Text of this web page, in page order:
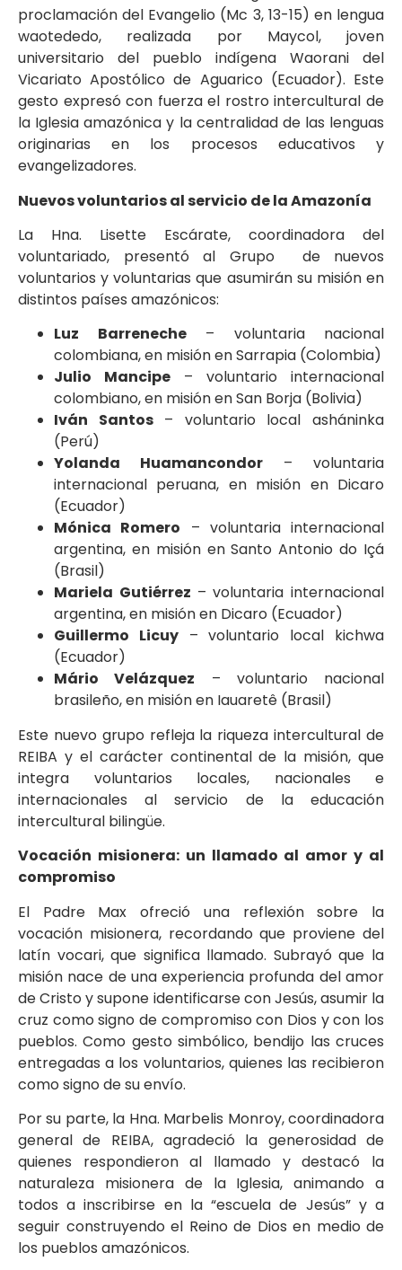
proclamación del Evangelio (Mc 3, 13-15) en lengua
waotededo, realizada por Maycol, joven
universitario del pueblo indígena Waorani del
Vicariato Apostólico de Aguarico (Ecuador). Este
gesto expresó con fuerza el rostro intercultural de
la Iglesia amazónica y la centralidad de las lenguas
originarias en los procesos educativos y
evangelizadores.
Nuevos voluntarios al servicio de la Amazonía
La Hna. Lisette Escárate, coordinadora del
voluntariado, presentó al Grupo de nuevos
voluntarios y voluntarias que asumirán su misión en
distintos países amazónicos:
Luz Barreneche– voluntaria nacional
colombiana, en misión en Sarrapia (Colombia)
Julio Mancipe – voluntario internacional
colombiano, en misión en San Borja (Bolivia)
Iván Santos– voluntario local asháninka
(Perú)
Yolanda Huamancondor – voluntaria
internacional peruana, en misión en Dicaro
(Ecuador)
Mónica Romero – voluntaria internacional
argentina, en misión en Santo Antonio do Içá
(Brasil)
Mariela Gutiérrez – voluntaria internacional
argentina, en misión en Dicaro (Ecuador)
Guillermo Licuy– voluntario local kichwa
(Ecuador)
Mário Velázquez – voluntario nacional
brasileño, en misión en Iauaretê (Brasil)
Este nuevo grupo refleja la riqueza intercultural de
REIBA y el carácter continental de la misión, que
integra voluntarios locales, nacionales e
internacionales al servicio de la educación
intercultural bilingüe.
Vocación misionera: un llamado al amor y al
compromiso
El Padre Max ofreció una reflexión sobre la
vocación misionera, recordando que proviene del
latín vocari, que significa llamado. Subrayó que la
misión nace de una experiencia profunda del amor
de Cristo y supone identificarse con Jesús, asumir la
cruz como signo de compromiso con Dios y con los
pueblos. Como gesto simbólico, bendijo las cruces
entregadas a los voluntarios, quienes las recibieron
como signo de su envío.
Por su parte, la Hna. Marbelis Monroy, coordinadora
general de REIBA, agradeció la generosidad de
quienes respondieron al llamado y destacó la
naturaleza misionera de la Iglesia, animando a
todos a inscribirse en la “escuela de Jesús” y a
seguir construyendo el Reino de Dios en medio de
los pueblos amazónicos.